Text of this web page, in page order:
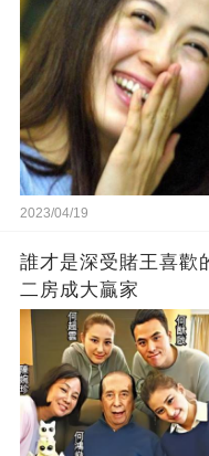
2023/04/19
誰才是深受賭王喜歡
二房成大贏家